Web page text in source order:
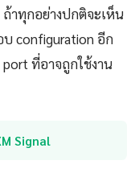
าทุกอย่างปกติจะเห็น
บ configuration อีก
ที่อาจถูกใช้งาน
Signal